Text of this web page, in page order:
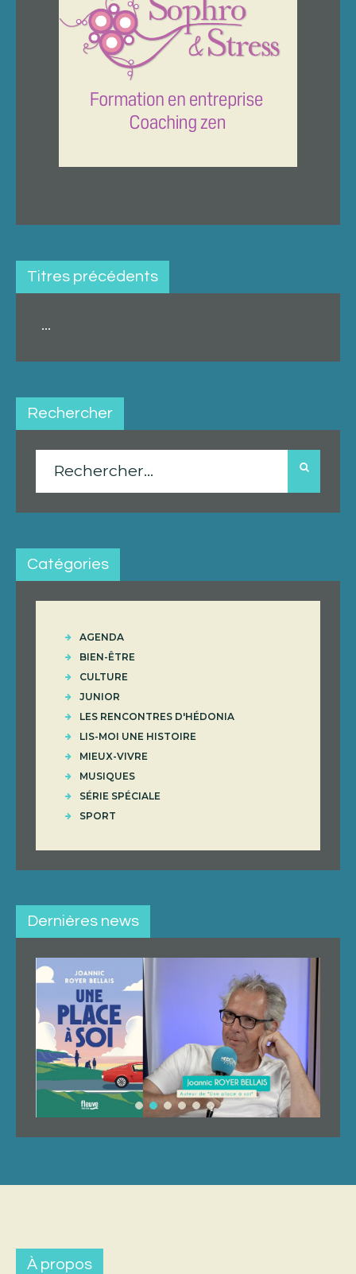
Titres précédents
...
Rechercher
Rechercher :
Catégories
AGENDA
BIEN-ÊTRE
CULTURE
JUNIOR
LES RENCONTRES D'HÉDONIA
LIS-MOI UNE HISTOIRE
MIEUX-VIVRE
MUSIQUES
SÉRIE SPÉCIALE
SPORT
Dernières news
À propos